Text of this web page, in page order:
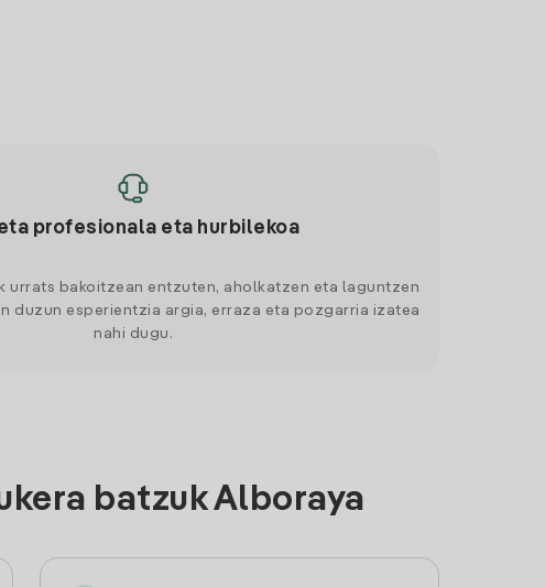
profesionala eta hurbilekoa
urrats bakoitzean entzuten, aholkatzen eta laguntzen
duzun esperientzia argia, erraza eta pozgarria izatea
nahi dugu.
batzuk Alboraya